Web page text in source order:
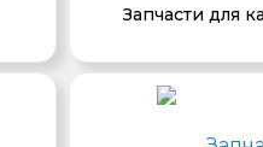
Запчасти для